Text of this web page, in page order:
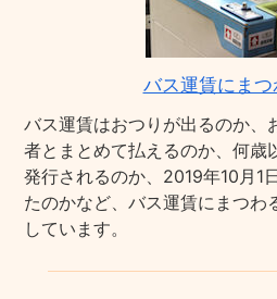
バス運賃にまつ
バス運賃はおつりが出るのか、
者とまとめて払えるのか、何歳
発行されるのか、2019年10月1
たのかなど、バス運賃にまつわ
しています。